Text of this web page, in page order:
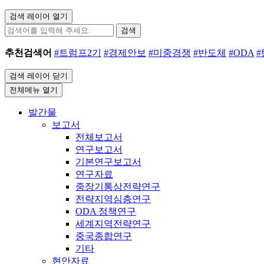
검색 레이어 열기
검색
추천검색어 #트럼프2기 #경제안보 #미중경쟁 #반도체 #ODA #
검색 레이어 닫기
전체메뉴 열기
발간물
보고서
전체보고서
연구보고서
기본연구보고서
연구자료
중장기통상전략연구
전략지역심층연구
ODA 정책연구
세계지역전략연구
중국종합연구
기타
현안자료